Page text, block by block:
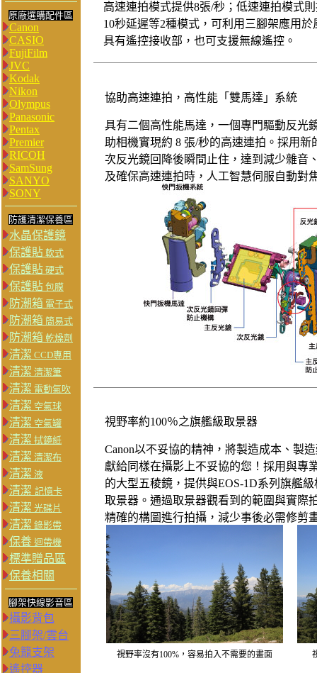
原廠選購配件區
Canon
CASIO
FujiFilm
JVC
Kodak
Nikon
Olympus
Panasonic
Pentax
Premier
RICOH
SamSung
SANYO
SONY
防護清潔保養區
水晶保護鏡
保護貼 軟式
保護貼 硬式
保護貼 包膜
防潮箱 電子式
防潮箱 簡易式
防潮箱 乾燥劑
清潔 CCD專用
清潔 清潔筆
清潔 電動氣吹
清潔 空氣球
清潔 空氣罐
清潔 拭鏡紙
清潔 清潔布
清潔 液
清潔 記憶卡
清潔 光碟片
清潔 錄影帶
保養 迴帶機
標準贈品區
保養相關
腳架快線影音區
攝影背包
三腳架/雲台
兔籠支架
遙控器
高速連拍模式提供8張/秒；低速連拍模式
10秒延遲等2種模式，可利用三腳架應用
具有遙控接收部，也可支援無線遙控。
協助高速連拍，高性能「雙馬達」系統
具有二個高性能馬達，一個專門驅動反光
助相機實現約 8 張/秒的高速連拍。採用
次反光鏡回降後瞬間止住，達到減少雜音
及確保高速連拍時，人工智慧伺服自動對
視野率約100％之旗艦級取景器
Canon以不妥協的精神，將製造成本、製
獻給同樣在攝影上不妥協的您！採用與專
的大型五稜鏡，提供與EOS-1D系列旗艦
取景器。通過取景器觀看到的範圍與實際
精確的構圖進行拍攝，減少事後必需修剪
視野率沒有100%，容易拍入不需要的畫面